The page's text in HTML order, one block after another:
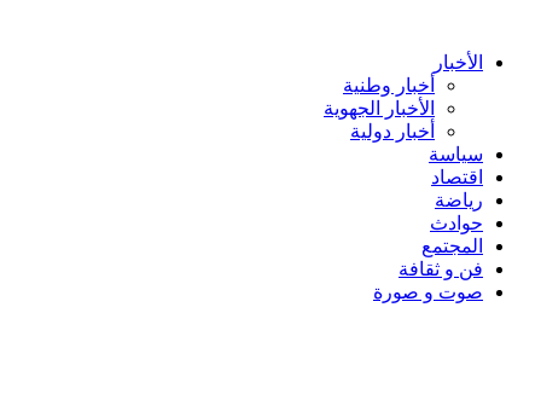
content الأخبار
أخبار وطنية
الأخبار الجهوية
أخبار دولية
سياسة
اقتصاد
رياضة
حوادث
المجتمع
فن و ثقافة
صوت و صورة